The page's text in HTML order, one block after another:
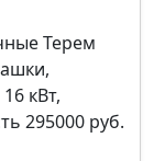
Терем
кВт,
295000 руб.